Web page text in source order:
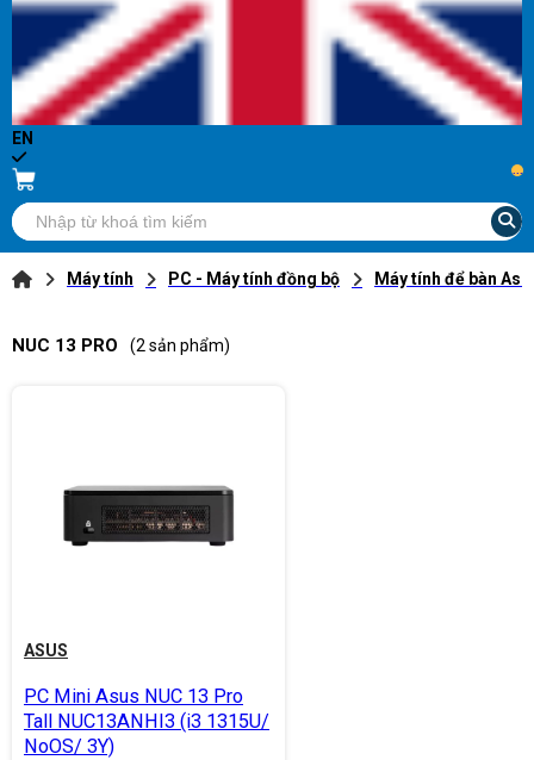
EN
...
Máy tính PC - Máy tính đồng bộ Máy tính để bàn
NUC 13 PRO (2 sản phẩm)
ASUS
PC Mini Asus NUC 13 Pro
Tall NUC13ANHI3 (i3 1315U/
NoOS/ 3Y)